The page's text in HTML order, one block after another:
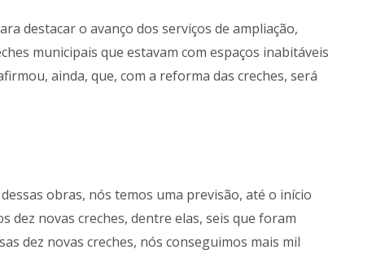
destacar o avanço dos serviços de ampliação,
municipais que estavam com espaços inabitáveis
ainda, que, com a reforma das creches, será
obras, nós temos uma previsão, até o início
dez novas creches, dentre elas, seis que foram
dez novas creches, nós conseguimos mais mil